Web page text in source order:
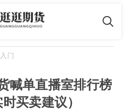
门
喊单直播室排行榜
时买卖建议）